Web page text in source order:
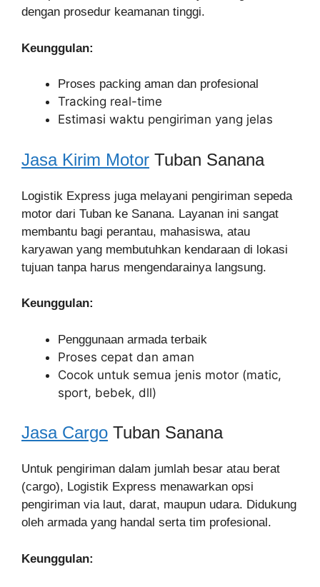
dengan prosedur keamanan tinggi.
Keunggulan:
Proses packing aman dan profesional
Tracking real-time
Estimasi waktu pengiriman yang jelas
Jasa Kirim Motor Tuban Sanana
Logistik Express juga melayani pengiriman sepeda
motor dari Tuban ke Sanana. Layanan ini sangat
membantu bagi perantau, mahasiswa, atau
karyawan yang membutuhkan kendaraan di lokasi
tujuan tanpa harus mengendarainya langsung.
Keunggulan:
Penggunaan armada terbaik
Proses cepat dan aman
Cocok untuk semua jenis motor (matic,
sport, bebek, dll)
Jasa Cargo Tuban Sanana
Untuk pengiriman dalam jumlah besar atau berat
(cargo), Logistik Express menawarkan opsi
pengiriman via laut, darat, maupun udara. Didukung
oleh armada yang handal serta tim profesional.
Keunggulan: